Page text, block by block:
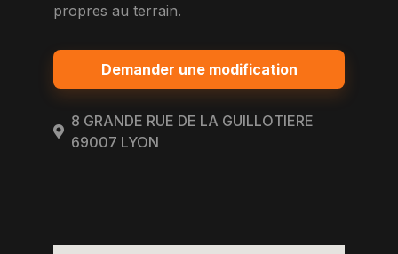
propres au terrain.
Demander une modification
8 GRANDE RUE DE LA GUILLOTIERE
69007 LYON